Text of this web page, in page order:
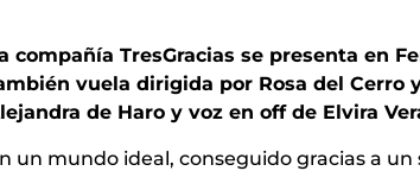
compañía TresGracias se presenta en
vuela dirigida por Rosa del Cerro
de Haro y voz en off de Elvira
un mundo ideal, conseguido gracias a